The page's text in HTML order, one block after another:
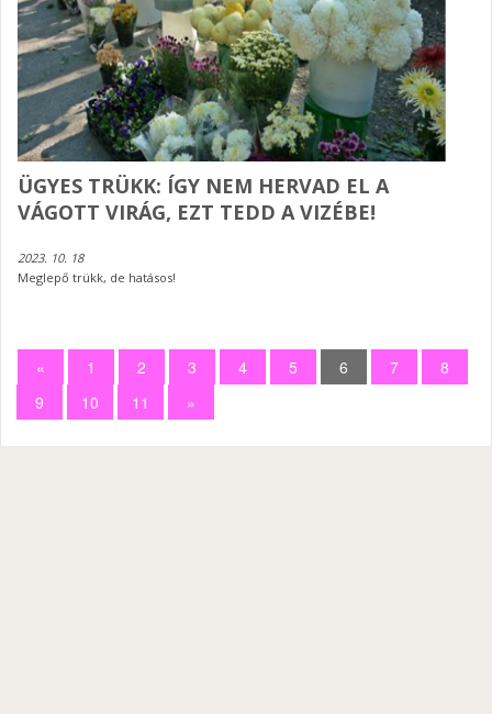
ÜGYES TRÜKK: ÍGY NEM HERVAD EL A
VÁGOTT VIRÁG, EZT TEDD A VIZÉBE!
2023. 10. 18
Meglepő trükk, de hatásos!
« 1 2 3 4 5 6 7
8
9
10 11 »